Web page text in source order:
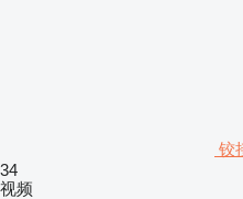
铰
34
视频